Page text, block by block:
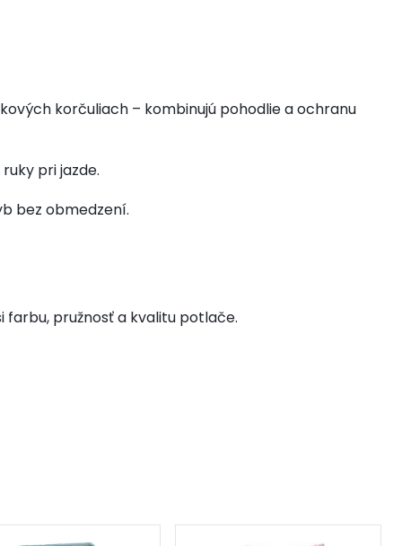
korčuliach – kombinujú pohodlie a ochranu
pri jazde.
bez obmedzení.
pružnosť a kvalitu potlače.